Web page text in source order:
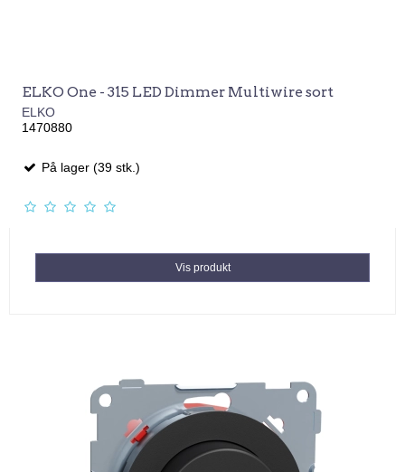
ELKO One - 315 LED Dimmer Multiwire sort
ELKO
1470880
På lager (39 stk.)
Vis produkt